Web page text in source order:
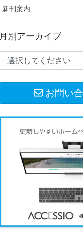
新刊案内
月別アーカイブ
お問い